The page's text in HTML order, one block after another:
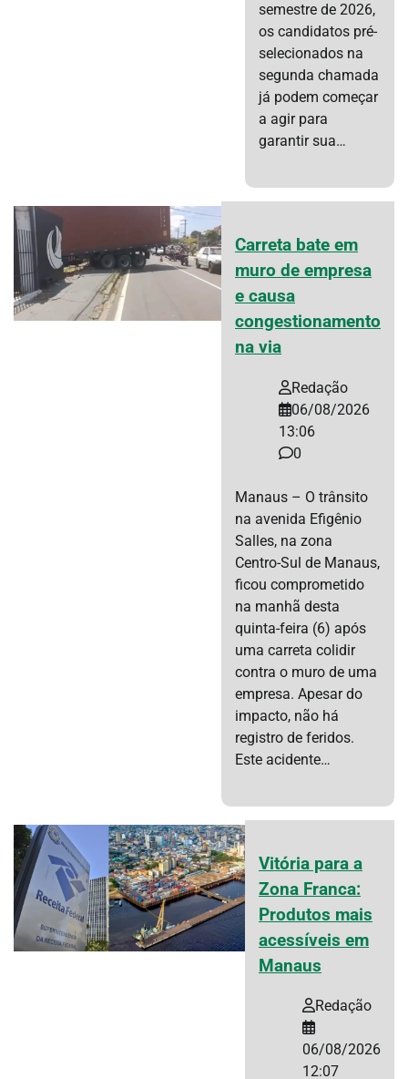
semestre de 2026,
os candidatos pré-
selecionados na
segunda chamada
já podem começar
a agir para
garantir sua…
Carreta bate em
muro de empresa
e causa
congestionamento
na via
Redação
06/08/2026
13:06
0
Manaus – O trânsito
na avenida Efigênio
Salles, na zona
Centro-Sul de Manaus,
ficou comprometido
na manhã desta
quinta-feira (6) após
uma carreta colidir
contra o muro de uma
empresa. Apesar do
impacto, não há
registro de feridos.
Este acidente…
Vitória para a
Zona Franca:
Produtos mais
acessíveis em
Manaus
Redação
06/08/2026
12:07